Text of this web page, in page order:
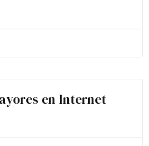
en Internet